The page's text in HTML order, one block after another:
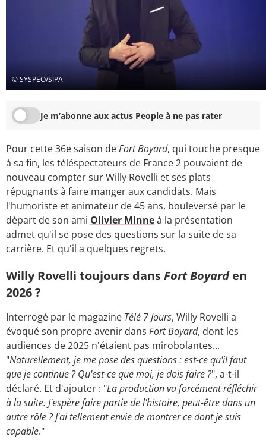
© SYSPEO/SIPA
Je m’abonne aux actus People à ne pas rater
Pour cette 36e saison deFort Boyard, qui touche presque
à sa fin, les téléspectateurs de France 2 pouvaient de
nouveau compter sur Willy Rovelli et ses plats
répugnants à faire manger aux candidats. Mais
l'humoriste et animateur de 45 ans, bouleversé par le
départ de son ami Olivier Minneà la présentation
admet qu'il se pose des questions sur la suite de sa
carrière. Et qu'il a quelques regrets.
Willy Rovelli toujours dansFort Boyarden
2026 ?
Interrogé par le magazine Télé 7 Jours, Willy Rovelli a
évoqué son propre avenir dans Fort Boyard, dont les
audiences de 2025 n'étaient pas mirobolantes...
"Naturellement, je me pose des questions : est-ce qu'il faut
que je continue ? Qu'est-ce que moi, je dois faire ?", a-t-il
déclaré. Et d'ajouter : "La production va forcément réfléchir
à la suite. J'espère faire partie de l'histoire, peut-être dans un
autre rôle ? J'ai tellement envie de montrer ce dont je suis
capable."